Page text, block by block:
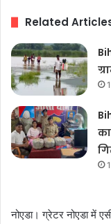
Related
नोएडा। ग्रेटर नोएडा में